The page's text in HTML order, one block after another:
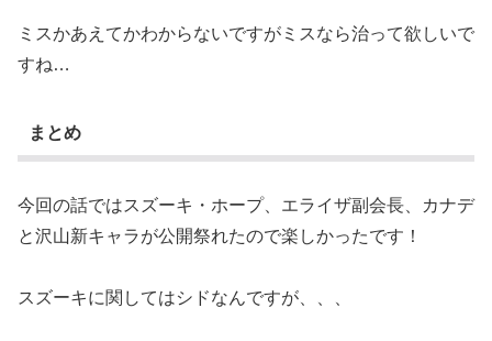
ミスかあえてかわからないですがミスなら治って欲しいで
すね…
まとめ
今回の話ではスズーキ・ホープ、エライザ副会長、カナデ
と沢山新キャラが公開祭れたので楽しかったです！
スズーキに関してはシドなんですが、、、